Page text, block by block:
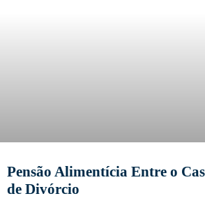
Pensão Alimentícia Entre o
de Divórcio